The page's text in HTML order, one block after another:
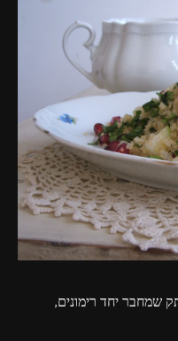
שמחבר יחד רימונים,